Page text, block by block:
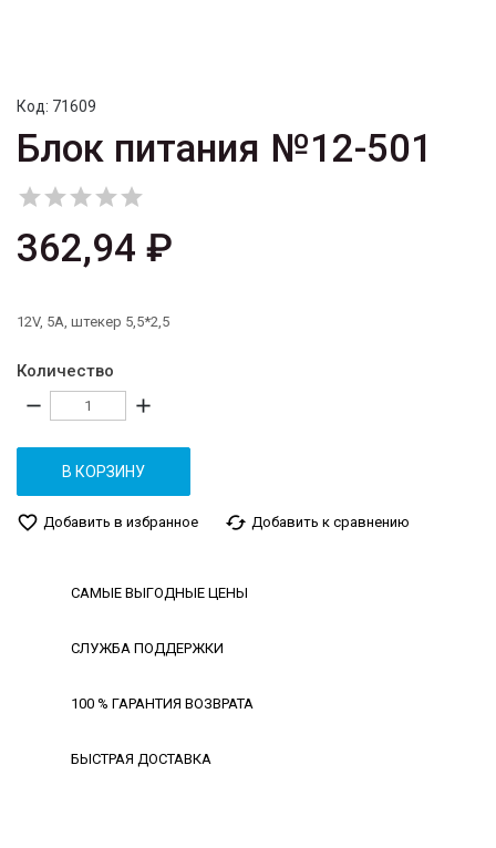
Код: 71609
Блок питания №12-501

362,94 ₽
12V, 5A, штекер 5,5*2,5
Количество
remove add
В КОРЗИНУ
favorite_border Добавить в избранное cached Добавить к сравнению
САМЫЕ ВЫГОДНЫЕ ЦЕНЫ
СЛУЖБА ПОДДЕРЖКИ
100 % ГАРАНТИЯ ВОЗВРАТА
БЫСТРАЯ ДОСТАВКА